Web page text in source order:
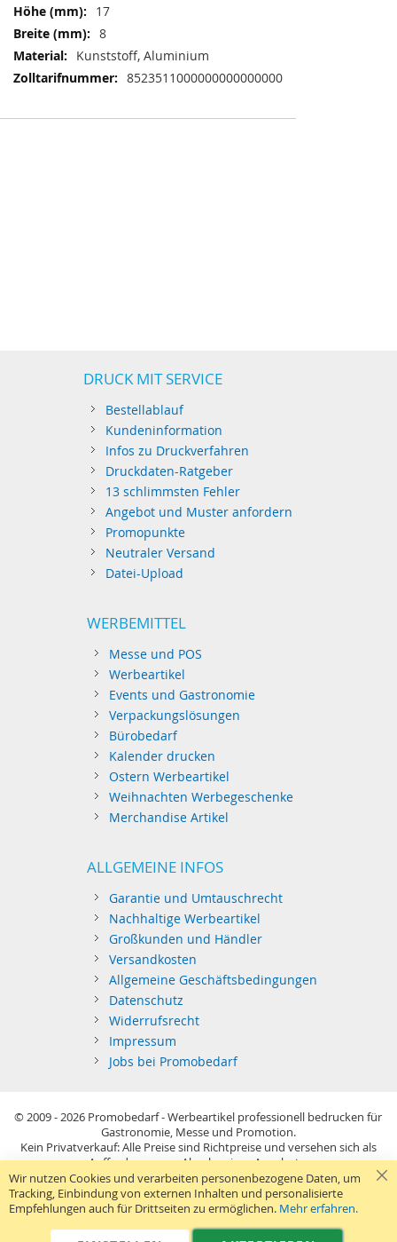
17
8
Kunststoff, Aluminium
8523511000000000000000
DRUCK MIT SERVICE
Bestellablauf
Kundeninformation
Infos zu Druckverfahren
Druckdaten-Ratgeber
13 schlimmsten Fehler
Angebot und Muster anfordern
Promopunkte
Neutraler Versand
Datei-Upload
WERBEMITTEL
Messe und POS
Werbeartikel
Events und Gastronomie
Verpackungslösungen
Bürobedarf
Kalender drucken
Ostern Werbeartikel
Weihnachten Werbegeschenke
Merchandise Artikel
ALLGEMEINE INFOS
Garantie und Umtauschrecht
Nachhaltige Werbeartikel
Großkunden und Händler
Versandkosten
Allgemeine Geschäftsbedingungen
Datenschutz
Widerrufsrecht
Impressum
Jobs bei Promobedarf
© 2009 - 2026 Promobedarf - Werbeartikel professionell bedrucken für
Gastronomie, Messe und Promotion.
Kein Privatverkauf: Alle Preise sind Richtpreise und versehen sich als
Aufforderung zur Abgabe eines Angebots.
Sie richten sich nur an gewerblichen Bedarf (§14 BGB) im Sinne der
Preisangabenverordnung und verstehen sich netto zzgl. MwSt. USB-
Sticks: Tagespreise ggf. zzgl. Druckkosten und GEMA.
Telefon:040 38 63 12 40 Kontaktformular
Wir nutzen Cookies und verarbeiten personenbezogene Daten, um
Tracking, Einbindung von externen Inhalten und personalisierte
Empfehlungen auch für Drittseiten zu ermöglichen. Mehr erfahren.